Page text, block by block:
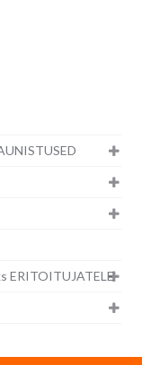
ERITOITUJATELE